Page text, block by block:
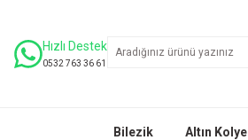
Hızlı Destek
0532 763 36 61
Bilezik Altın Kolye